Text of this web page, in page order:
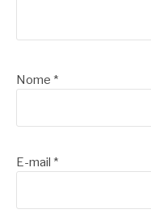
Nome *
E-mail *